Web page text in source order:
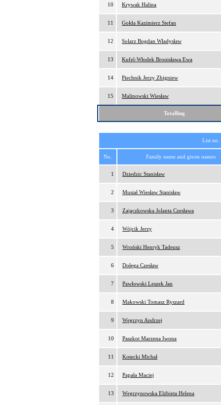
10 Krywak Halina
11 Gołda Kazimierz Stefan
12 Solarz Bogdan Władysław
13 Kufel-Włodek Bronisława Ewa
14 Piechnik Jerzy Zbigniew
15 Malinowski Wiesław
Totalling
List
No. Family name and given names
1 Dziedzic Stanisław
2 Musiał Wiesław Stanisław
3 Zajączkowska Jolanta Czesława
4 Wójcik Jerzy
5 Wroński Henryk Tadeusz
6 Dołęga Czesław
7 Pawłowski Leszek Jan
8 Makowski Tomasz Ryszard
9 Węgrzyn Andrzej
10 Paszkot Marzena Iwona
11 Kotecki Michał
12 Papała Maciej
13 Węgrzynowska Elżbieta Helena